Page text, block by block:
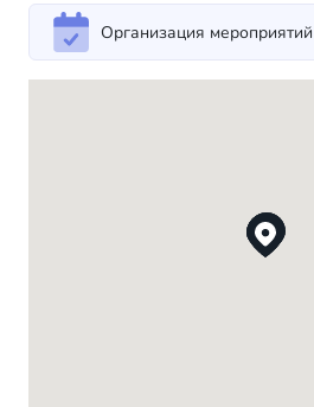
жизни в США
Организация мероприятий